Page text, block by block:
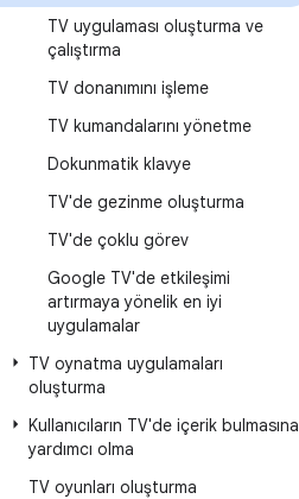
TV uygulaması oluşturma ve
çalıştırma
TV donanımını işleme
TV kumandalarını yönetme
Dokunmatik klavye
TV'de gezinme oluşturma
TV'de çoklu görev
Google TV'de etkileşimi
artırmaya yönelik en iyi
uygulamalar
TV oynatma uygulamaları
oluşturma
Kullanıcıların TV'de içerik bulmasına
yardımcı olma
TV oyunları oluşturma